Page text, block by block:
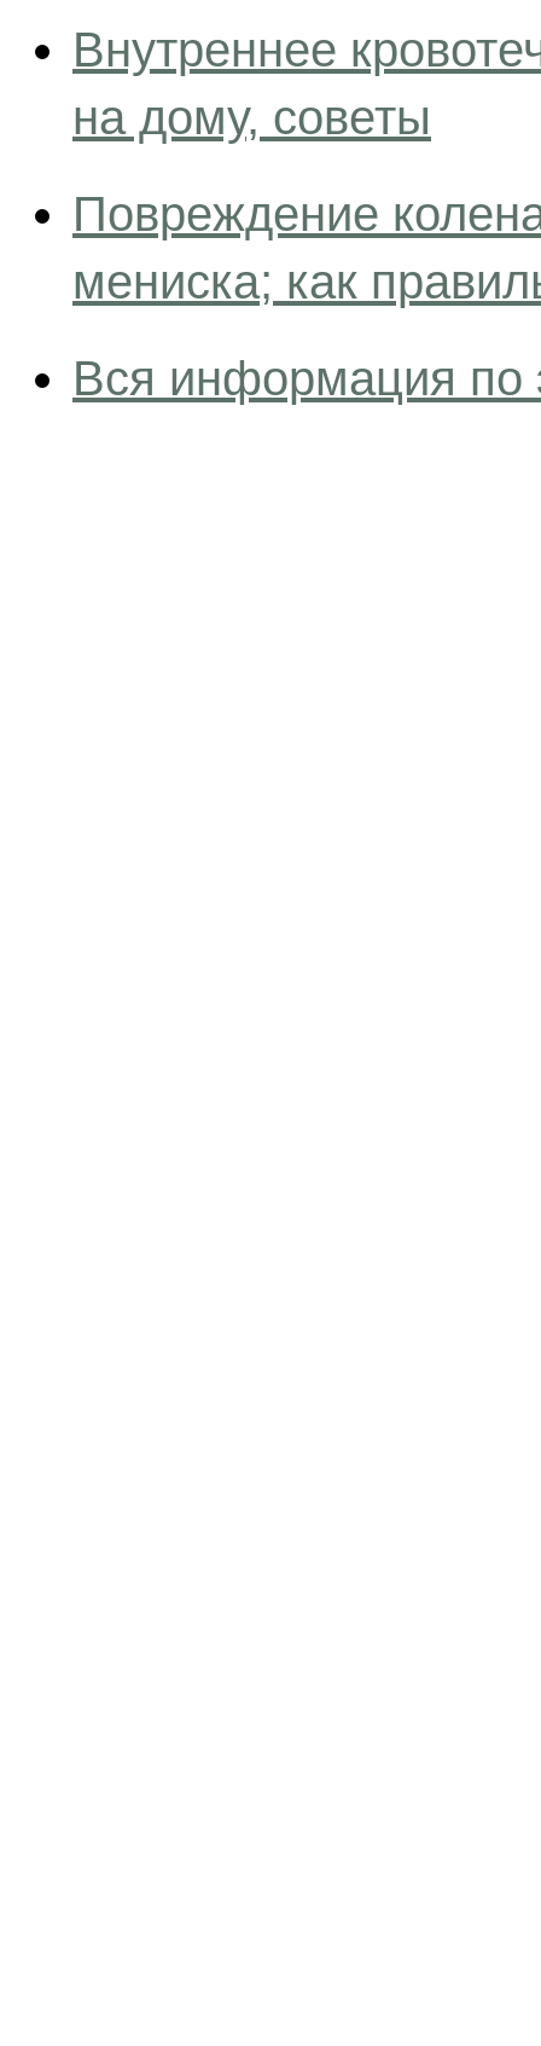
Внутреннее
на дому, советы
Повреждение
мениска; как
Вся информация по